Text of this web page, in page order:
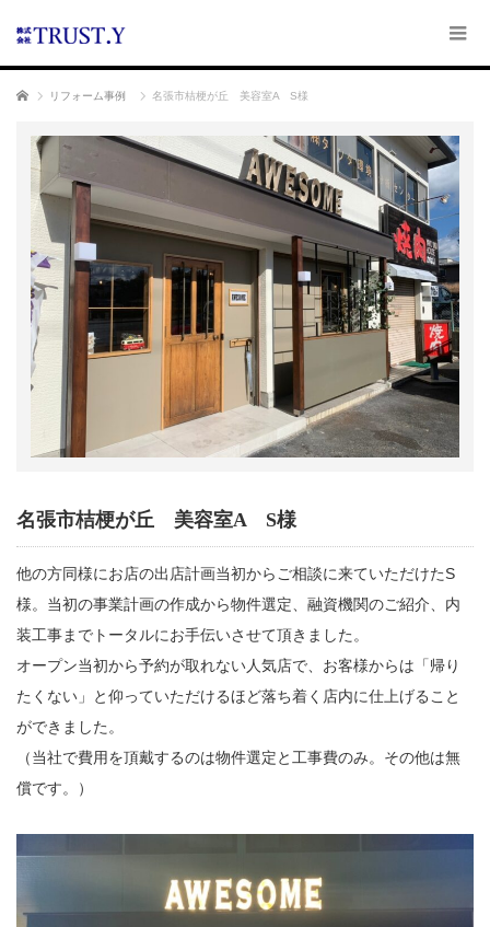
ホーム リフォーム事例 名張市桔梗が丘 美容室A S様
名張市桔梗が丘 美容室A S様
他の方同様にお店の出店計画当初からご相談に来ていただけたS
様。当初の事業計画の作成から物件選定、融資機関のご紹介、内
装工事までトータルにお手伝いさせて頂きました。
オープン当初から予約が取れない人気店で、お客様からは「帰り
たくない」と仰っていただけるほど落ち着く店内に仕上げること
ができました。
（当社で費用を頂戴するのは物件選定と工事費のみ。その他は無
償です。）